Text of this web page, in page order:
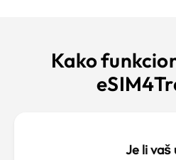
Kako
Je li vaš